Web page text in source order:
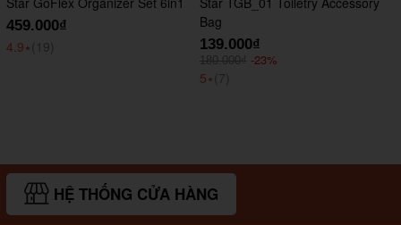
459.000₫
4.9⭑ (19)
Bag
139.000₫
180.000₫ -23%
5⭑ (7)
HỆ THỐNG CỬA HÀNG